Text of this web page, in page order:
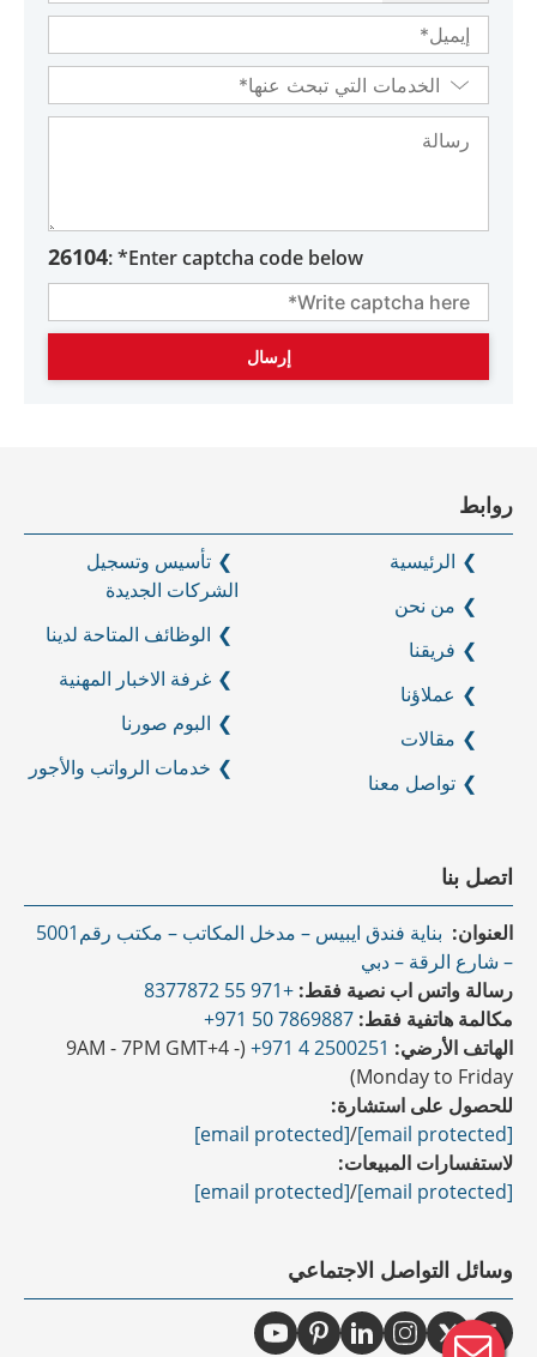
Enter captcha code below* :
26104
روابط
الرئيسية
من نحن
فريقنا
عملاؤنا
مقالات
تواصل معنا
تأسيس وتسجيل
الشركات الجديدة
الوظائف المتاحة لدينا
غرفة الاخبار المهنية
البوم صورنا
خدمات الرواتب والأجور
اتصل بنا
العنوان:
بناية فندق ايبيس – مدخل المكاتب – مكتب رقم5001
– شارع الرقة – دبي
رسالة واتس اب نصية فقط: +971 55 8377872
مكالمة هاتفية فقط: 7869887 50 971+
الهاتف الأرضي: 2500251 4 971+
(9AM - 7PM GMT+4 -
Monday to Friday)
للحصول على استشارة:
[email protected]
/
[email protected]
لاستفسارات المبيعات:
[email protected]
/
[email protected]
وسائل التواصل الاجتماعي